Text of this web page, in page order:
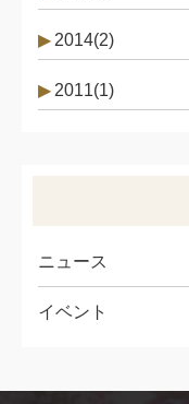
2014(2)
2011(1)
ニュース
イベント